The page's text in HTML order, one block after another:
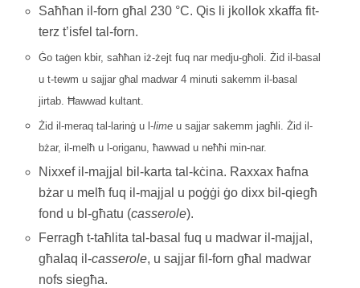
Saħħan il-forn għal 230 °C. Qis li jkollok xkaffa fit-
terz t’isfel tal-forn.
Ġo taġen kbir, saħħan iż-żejt fuq nar medju-għoli. Żid il-basal
u t-tewm u sajjar għal madwar 4 minuti sakemm il-basal
jirtab. Ħawwad kultant.
Żid il-meraq tal-larinġ u l-lime u sajjar sakemm jagħli. Żid il-
bżar, il-melħ u l-origanu, ħawwad u neħħi min-nar.
Nixxef il-majjal bil-karta tal-kċina. Raxxax ħafna
bżar u melħ fuq il-majjal u poġġi ġo dixx bil-qiegħ
fond u bl-għatu (casserole).
Ferragħ t-taħlita tal-basal fuq u madwar il-majjal,
għalaq il-casserole, u sajjar fil-forn għal madwar
nofs siegħa.